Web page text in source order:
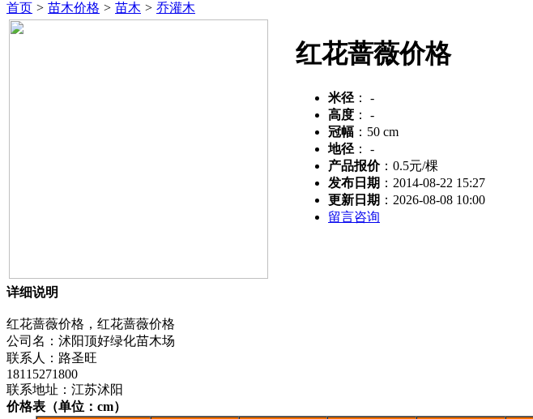
首页 > 苗木价格 > 苗木 > 乔灌木
红花蔷薇价格
米径 ：
-
高度 ：
-
冠幅 ： 50 cm
地径 ：
-
产品报价： 0.5元/棵
发布日期 ：2014-08-22 15:27
更新日期 ：2026-08-08 10:00
留言咨询
详细说明
红花蔷薇价格，红花蔷薇价格
公司名：沭阳顶好绿化苗木场
联系人：路圣旺
18115271800
联系地址：江苏沭阳
价格表（单位：cm）